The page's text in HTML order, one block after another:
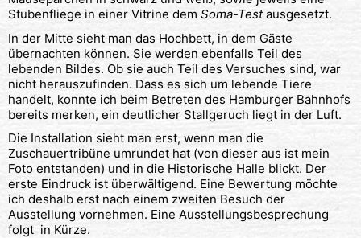
Stubenfliege in einer Vitrine dem Soma-Testausgesetzt.
In der Mitte sieht man das Hochbett, in dem Gäste
übernachten können. Sie werden ebenfalls Teil des
lebenden Bildes. Ob sie auch Teil des Versuches sind, war
nicht herauszufinden. Dass es sich um lebende Tiere
handelt, konnte ich beim Betreten des Hamburger Bahnhofs
bereits merken, ein deutlicher Stallgeruch liegt in der Luft.
Die Installation sieht man erst, wenn man die
Zuschauertribüne umrundet hat (von dieser aus ist mein
Foto entstanden) und in die Historische Halle blickt. Der
erste Eindruck ist überwältigend. Eine Bewertung möchte
ich deshalb erst nach einem zweiten Besuch der
Ausstellung vornehmen. Eine Ausstellungsbesprechung
folgt in Kürze.